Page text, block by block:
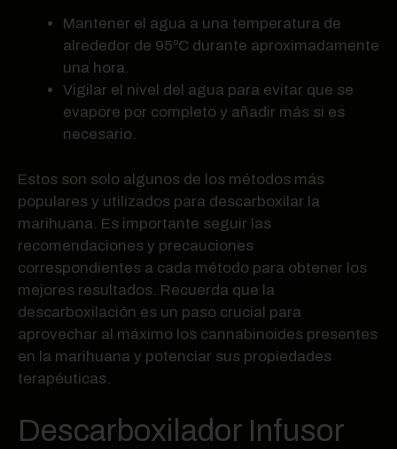
Mantener el agua a una temperatura de
alrededor de 95ºC durante aproximadamente
una hora.
Vigilar el nivel del agua para evitar que se
evapore por completo y añadir más si es
necesario.
Estos son solo algunos de los métodos más
populares y utilizados para descarboxilar la
marihuana. Es importante seguir las
recomendaciones y precauciones
correspondientes a cada método para obtener los
mejores resultados. Recuerda que la
descarboxilación es un paso crucial para
aprovechar al máximo los cannabinoides presentes
en la marihuana y potenciar sus propiedades
terapéuticas.
Descarboxilador Infusor